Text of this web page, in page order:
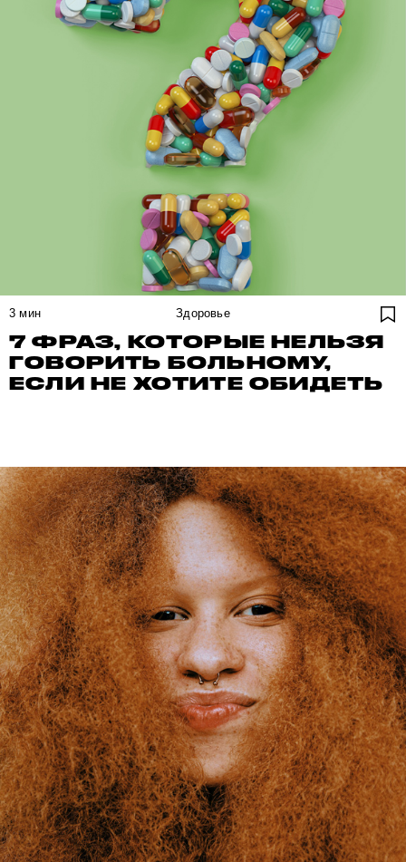
3 мин Здоровье
7 ФРАЗ, КОТОРЫЕ НЕЛЬЗЯ
ГОВОРИТЬ БОЛЬНОМУ,
ЕСЛИ НЕ ХОТИТЕ ОБИДЕТЬ